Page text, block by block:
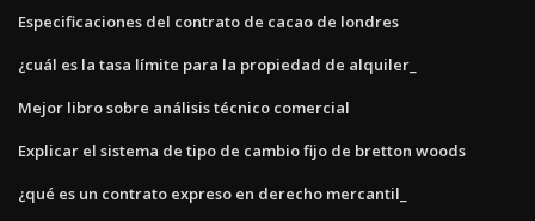
Especificaciones del contrato de cacao de londres
¿cuál es la tasa límite para la propiedad de alquiler_
Mejor libro sobre análisis técnico comercial
Explicar el sistema de tipo de cambio fijo de bretton woods
¿qué es un contrato expreso en derecho mercantil_